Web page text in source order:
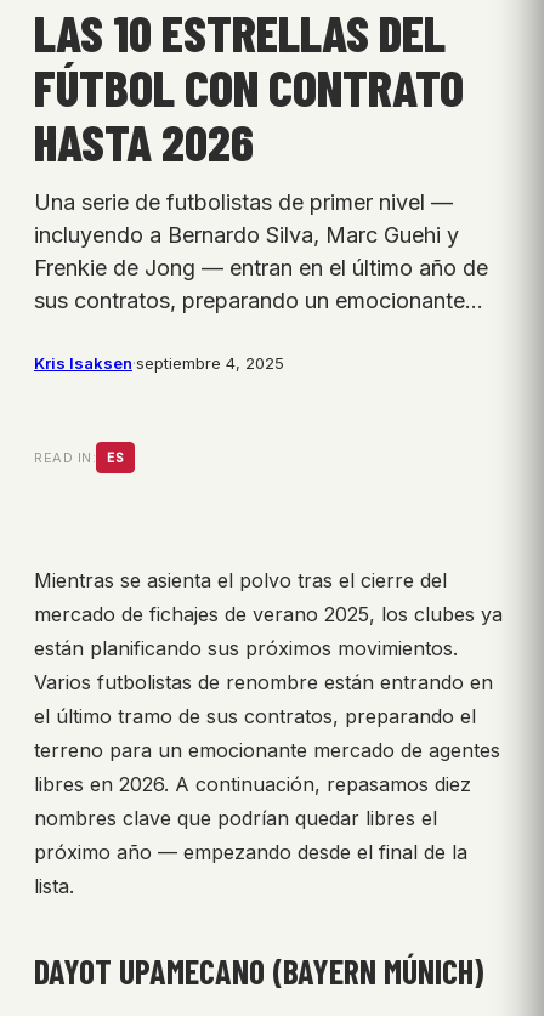
LAS 10 ESTRELLAS DEL
FÚTBOL CON CONTRATO
HASTA 2026
Una serie de futbolistas de primer nivel —
incluyendo a Bernardo Silva, Marc Guehi y
Frenkie de Jong — entran en el último año de
sus contratos, preparando un emocionante…
Kris Isaksen·septiembre 4, 2025
READ IN: ES
Mientras se asienta el polvo tras el cierre del
mercado de fichajes de verano 2025, los clubes ya
están planificando sus próximos movimientos.
Varios futbolistas de renombre están entrando en
el último tramo de sus contratos, preparando el
terreno para un emocionante mercado de agentes
libres en 2026. A continuación, repasamos diez
nombres clave que podrían quedar libres el
próximo año — empezando desde el final de la
lista.
DAYOT UPAMECANO (BAYERN MÚNICH)